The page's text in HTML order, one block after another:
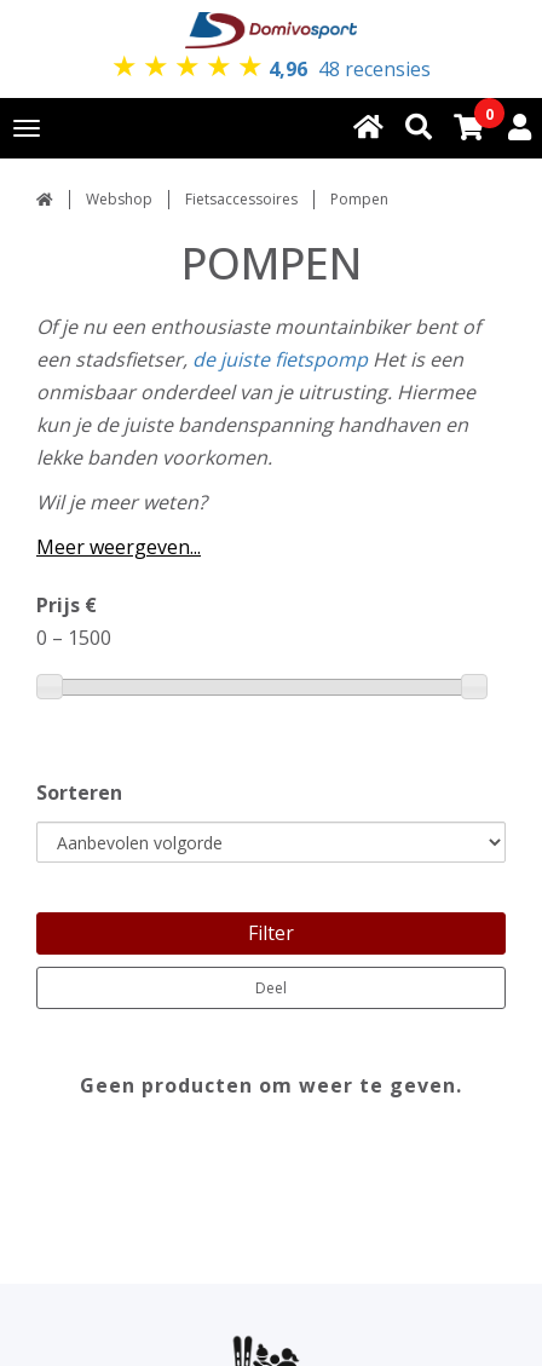
★ ★ ★ ★ ★ 4,96 48 recensies
Toggle
navigation
0
Webshop Fietsaccessoires Pompen
POMPEN
Of je nu een enthousiaste mountainbiker bent of
een stadsfietser, de juiste fietspompHet is een
onmisbaar onderdeel van je uitrusting. Hiermee
kun je de juiste bandenspanning handhaven en
lekke banden voorkomen.
Wil je meer weten?
Meer weergeven...
Prijs €
0 – 1500
Sorteren
Filter
Deel
Geen producten om weer te geven.